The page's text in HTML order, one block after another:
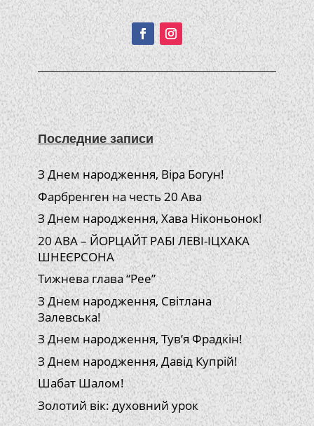
Подписывайтесь!
Последние записи
З Днем народження, Віра Богун!
Фарбренген на честь 20 Ава
З Днем народження, Хава Ніконьонок!
20 АВА – ЙОРЦАЙТ РАБІ ЛЕВІ-ІЦХАКА
ШНЕЄРСОНА
Тижнева глава “Рее”
З Днем народження, Світлана
Залевська!
З Днем народження, Тув’я Фрадкін!
З Днем народження, Давід Купрій!
Шабат Шалом!
Золотий вік: духовний урок